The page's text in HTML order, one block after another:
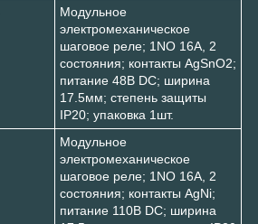
Модульное
электромеханическое
шаговое реле; 1NO 16А, 2
состояния; контакты AgSnO2;
питание 48В DC; ширина
17.5мм; степень защиты
IP20; упаковка 1шт.
Модульное
электромеханическое
шаговое реле; 1NO 16А, 2
состояния; контакты AgNi;
питание 110В DC; ширина